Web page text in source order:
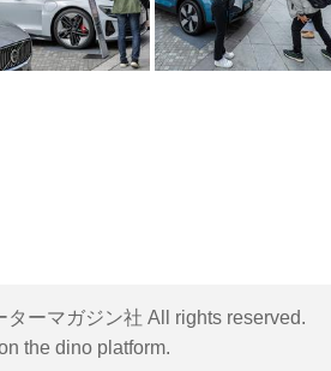
ーマガジン社 All rights reserved.
the dino platform.